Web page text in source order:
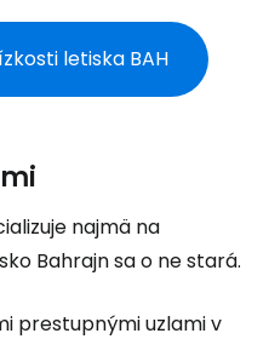
letiska BAH
najmä na
Bahrajn sa o ne stará.
prestupnými uzlami v